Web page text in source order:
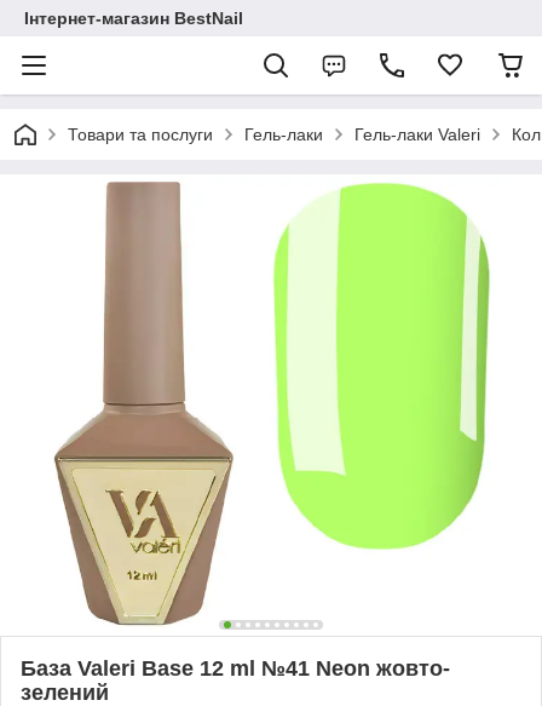
Інтернет-магазин BestNail
Товари та послуги Гель-лаки Гель-лаки Valeri
База Valeri Base 12 ml №41 Neon жовто-
зелений